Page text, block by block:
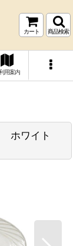
カート 商品検索
用案内
ホワイト